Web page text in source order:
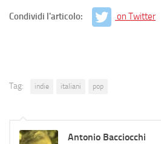
Condividi l'articolo: on Twitter
Tag: indie italiani pop
Antonio Bacciocchi